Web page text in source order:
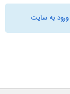
ورود به سایت